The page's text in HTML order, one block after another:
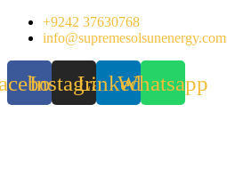
Skip
+9242 37630768
info@supremesolsunenergy.com
InstagramLinkedinWhatsapp